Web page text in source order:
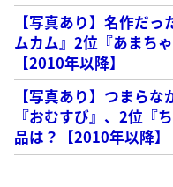
【写真あり】名作だ
ムカム』2位『あまち
【2010年以降】
【写真あり】つまら
『おむすび』、2位『
品は？【2010年以降】